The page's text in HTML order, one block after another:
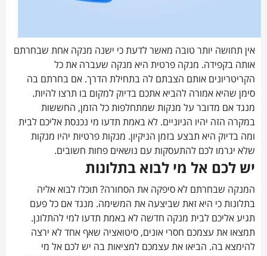
אין תחושה יותר טובה מאשר לדעת כי ישנה מנקה אחת שבחרתם
אותה בקפידה. מנקה פרטית היא מנקה שעברה את כל
הקריטריונים אותם הצבתם לה בתחילת הדרך. אם בחרתם בה
סימן שהיא אמורה להביא אתכם בדיוק למקום בו תרצו להיות.
מנגד אם מדובר על מנקות שמתחלפות כל הזמן, החששות
במקרה הזה יהיו הגיוניים. לא באמת תדעו מי נכנסת אליכם לבית
ומה בדיוק היא תבצע בזמן הניקיון. מנקות פרטיות יהיו מנקות
שלא יגרמו לכם להתעסקות עם נושאים פחות חשובים.
יש לכם אל מי לבוא בתלונות
המנקה שבחרתם לא סיפקה את הסחורה? תוכלו לבוא אליה
בתלונות כי היא זאת שביצעה את המשימה. מנגד אם כל פעם
תגיע אליכם לבית מנקה חדשה לא באמת תדעו למי להתלונן.
תמצאו את עצמכם חסרי אונים, סיטואציה שאף אחד לא ירצה
להימצא בה. הביאו את עצמכם למציאות בה יש לכם אל מי